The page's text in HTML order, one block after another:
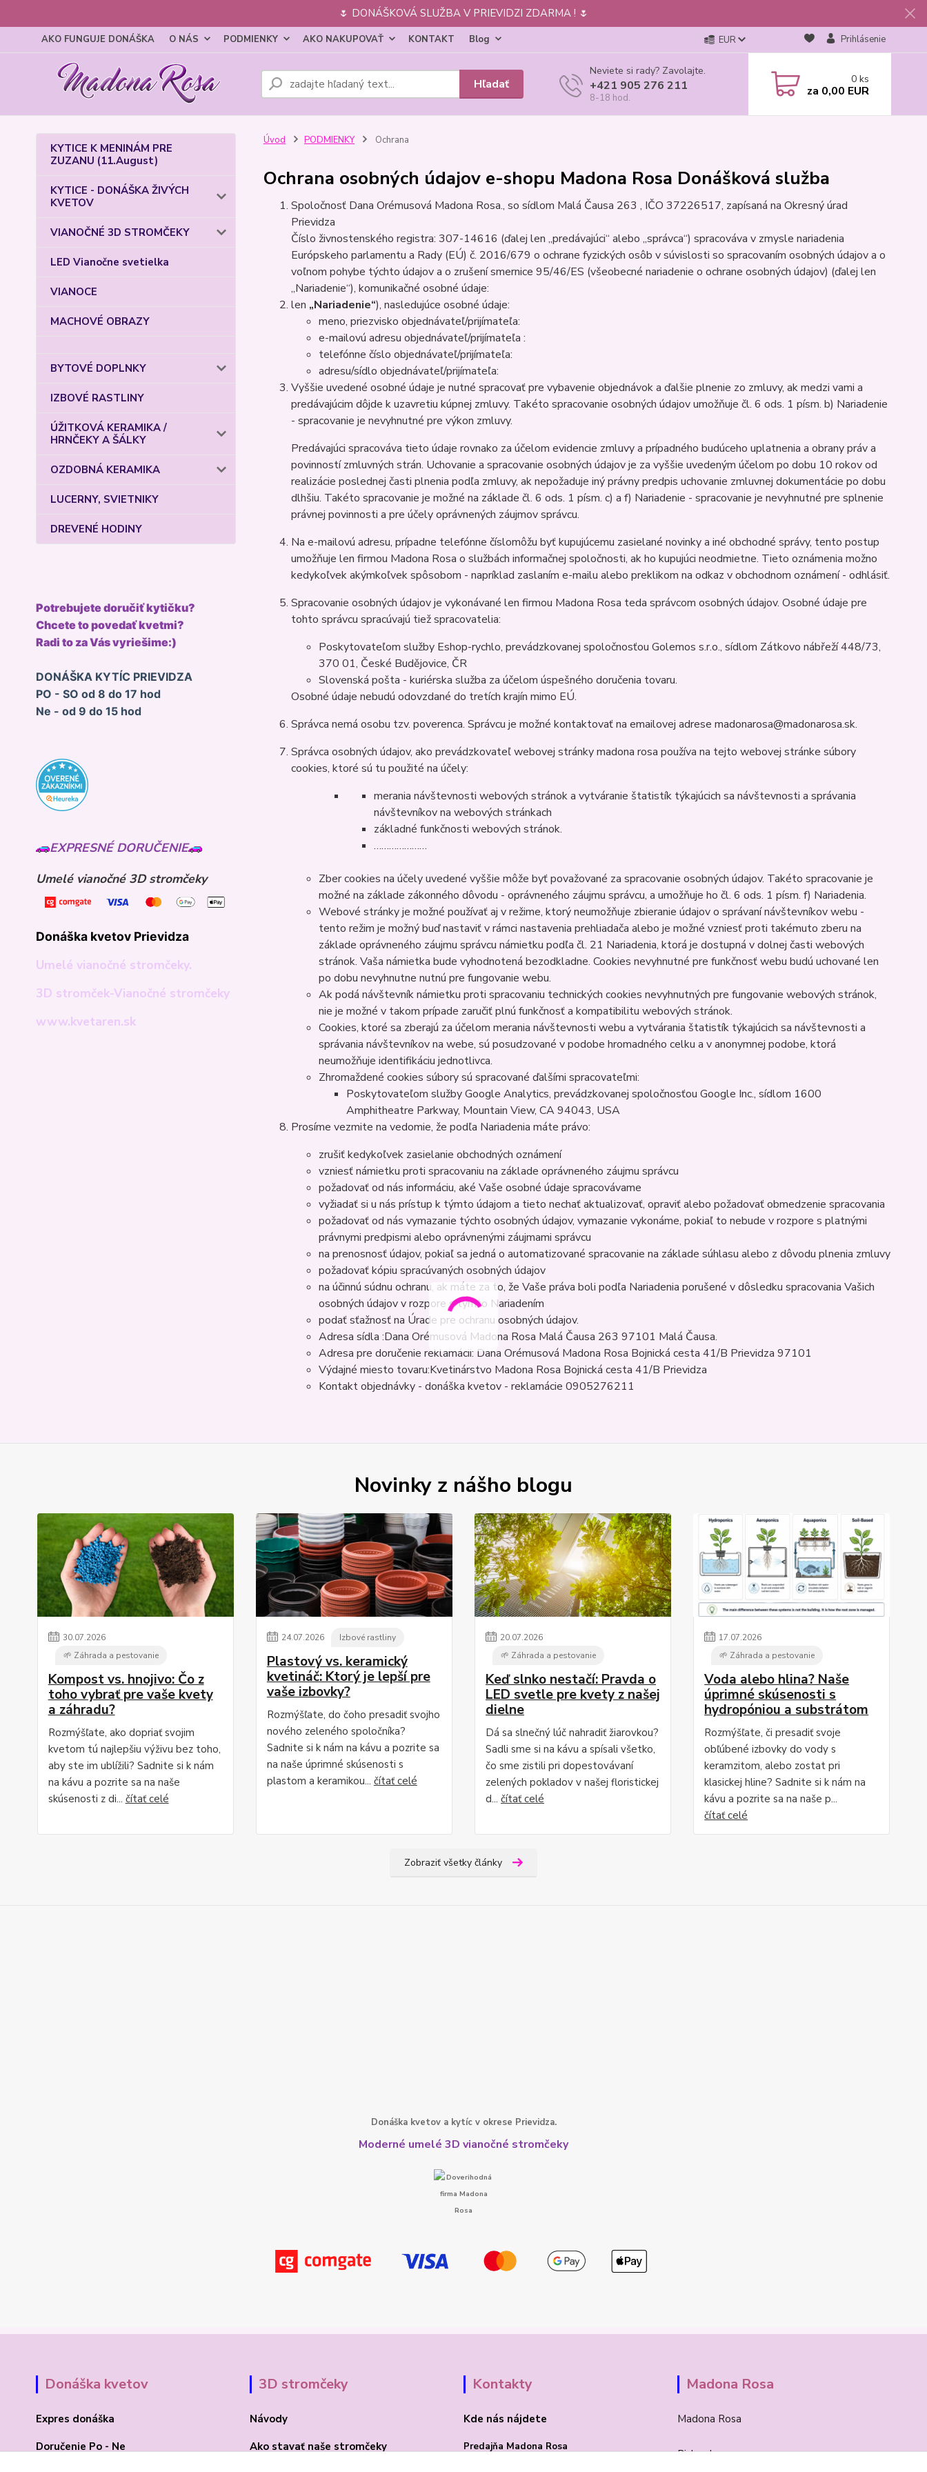
🌷 DONÁŠKOVÁ SLUŽBA V PRIEVIDZI ZDARMA ! 🌷
AKO FUNGUJE DONÁŠKA O NÁS PODMIENKY AKO NAKUPOVAŤ KONTAKT Blog EUR Prihlásenie
Hľadať
Neviete si rady? Zavolajte.
+421 905 276 211
8-18 hod.
0 ks
za 0,00 EUR
KYTICE K MENINÁM PRE
ZUZANU (11.August)
KYTICE - DONÁŠKA ŽIVÝCH
KVETOV
VIANOČNÉ 3D STROMČEKY
LED Vianočne svetielka
VIANOCE
MACHOVÉ OBRAZY
BYTOVÉ DOPLNKY
IZBOVÉ RASTLINY
ÚŽITKOVÁ KERAMIKA /
HRNČEKY A ŠÁLKY
OZDOBNÁ KERAMIKA
LUCERNY, SVIETNIKY
DREVENÉ HODINY
Potrebujete doručiť kytičku?
Chcete to povedať kvetmi?
Radi to za Vás vyriešime:)
DONÁŠKA KYTÍC PRIEVIDZA
PO - SO od 8 do 17 hod
Ne - od 9 do 15 hod
EXPRESNÉ DORUČENIE
Umelé vianočné 3D stromčeky
Donáška kvetov Prievidza
Umelé vianočné stromčeky.
3D stromček-Vianočné stromčeky
www.kvetaren.sk
Úvod PODMIENKY Ochrana
Ochrana osobných údajov e-shopu Madona Rosa Donášková služba
Spoločnosť Dana Orémusová Madona Rosa., so sídlom Malá Čausa 263 , IČO 37226517, zapísaná na Okresný úrad
Prievidza
Číslo živnostenského registra: 307-14616 (ďalej len „predávajúci“ alebo „správca“) spracováva v zmysle nariadenia
Európskeho parlamentu a Rady (EÚ) č. 2016/679 o ochrane fyzických osôb v súvislosti so spracovaním osobných údajov a o
voľnom pohybe týchto údajov a o zrušení smernice 95/46/ES (všeobecné nariadenie o ochrane osobných údajov) (ďalej len
„Nariadenie“), komunikačné osobné údaje:
len „Nariadenie“), nasledujúce osobné údaje:
meno, priezvisko objednávateľ/prijímateľa:
e-mailovú adresu objednávateľ/prijímateľa :
telefónne číslo objednávateľ/prijímateľa:
adresu/sídlo objednávateľ/prijímateľa:
Vyššie uvedené osobné údaje je nutné spracovať pre vybavenie objednávok a ďalšie plnenie zo zmluvy, ak medzi vami a
predávajúcim dôjde k uzavretiu kúpnej zmluvy. Takéto spracovanie osobných údajov umožňuje čl. 6 ods. 1 písm. b) Nariadenie
- spracovanie je nevyhnutné pre výkon zmluvy.
Predávajúci spracováva tieto údaje rovnako za účelom evidencie zmluvy a prípadného budúceho uplatnenia a obrany práv a
povinností zmluvných strán. Uchovanie a spracovanie osobných údajov je za vyššie uvedeným účelom po dobu 10 rokov od
realizácie poslednej časti plnenia podľa zmluvy, ak nepožaduje iný právny predpis uchovanie zmluvnej dokumentácie po dobu
dlhšiu. Takéto spracovanie je možné na základe čl. 6 ods. 1 písm. c) a f) Nariadenie - spracovanie je nevyhnutné pre splnenie
právnej povinnosti a pre účely oprávnených záujmov správcu.
Na e-mailovú adresu, prípadne telefónne číslomôžu byť kupujúcemu zasielané novinky a iné obchodné správy, tento postup
umožňuje len firmou Madona Rosa o službách informačnej spoločnosti, ak ho kupujúci neodmietne. Tieto oznámenia možno
kedykoľvek akýmkoľvek spôsobom - napríklad zaslaním e-mailu alebo preklikom na odkaz v obchodnom oznámení - odhlásiť.
Spracovanie osobných údajov je vykonávané len firmou Madona Rosa teda správcom osobných údajov. Osobné údaje pre
tohto správcu spracúvajú tiež spracovatelia:
Poskytovateľom služby Eshop-rychlo, prevádzkovanej spoločnosťou Golemos s.r.o., sídlom Zátkovo nábřeží 448/73,
370 01, České Budějovice, ČR
Slovenská pošta - kuriérska služba za účelom úspešného doručenia tovaru.
Osobné údaje nebudú odovzdané do tretích krajín mimo EÚ.
Správca nemá osobu tzv. poverenca. Správcu je možné kontaktovať na emailovej adrese madonarosa@madonarosa.sk.
Správca osobných údajov, ako prevádzkovateľ webovej stránky madona rosa používa na tejto webovej stránke súbory
cookies, ktoré sú tu použité na účely:
merania návštevnosti webových stránok a vytváranie štatistík týkajúcich sa návštevnosti a správania
návštevníkov na webových stránkach
základné funkčnosti webových stránok.
…………………
Zber cookies na účely uvedené vyššie môže byť považované za spracovanie osobných údajov. Takéto spracovanie je
možné na základe zákonného dôvodu - oprávneného záujmu správcu, a umožňuje ho čl. 6 ods. 1 písm. f) Nariadenia.
Webové stránky je možné používať aj v režime, ktorý neumožňuje zbieranie údajov o správaní návštevníkov webu -
tento režim je možný buď nastaviť v rámci nastavenia prehliadača alebo je možné vzniesť proti takémuto zberu na
základe oprávneného záujmu správcu námietku podľa čl. 21 Nariadenia, ktorá je dostupná v dolnej časti webových
stránok. Vaša námietka bude vyhodnotená bezodkladne. Cookies nevyhnutné pre funkčnosť webu budú uchované len
po dobu nevyhnutne nutnú pre fungovanie webu.
Ak podá návštevník námietku proti spracovaniu technických cookies nevyhnutných pre fungovanie webových stránok,
nie je možné v takom prípade zaručiť plnú funkčnosť a kompatibilitu webových stránok.
Cookies, ktoré sa zberajú za účelom merania návštevnosti webu a vytvárania štatistík týkajúcich sa návštevnosti a
správania návštevníkov na webe, sú posudzované v podobe hromadného celku a v anonymnej podobe, ktorá
neumožňuje identifikáciu jednotlivca.
Zhromaždené cookies súbory sú spracované ďalšími spracovateľmi:
Poskytovateľom služby Google Analytics, prevádzkovanej spoločnosťou Google Inc., sídlom 1600
Amphitheatre Parkway, Mountain View, CA 94043, USA
Prosíme vezmite na vedomie, že podľa Nariadenia máte právo:
zrušiť kedykoľvek zasielanie obchodných oznámení
vzniesť námietku proti spracovaniu na základe oprávneného záujmu správcu
požadovať od nás informáciu, aké Vaše osobné údaje spracovávame
vyžiadať si u nás prístup k týmto údajom a tieto nechať aktualizovať, opraviť alebo požadovať obmedzenie spracovania
požadovať od nás vymazanie týchto osobných údajov, vymazanie vykonáme, pokiaľ to nebude v rozpore s platnými
právnymi predpismi alebo oprávnenými záujmami správcu
na prenosnosť údajov, pokiaľ sa jedná o automatizované spracovanie na základe súhlasu alebo z dôvodu plnenia zmluvy
požadovať kópiu spracúvaných osobných údajov
na účinnú súdnu ochranu, ak máte za to, že Vaše práva boli podľa Nariadenia porušené v dôsledku spracovania Vašich
osobných údajov v rozpore s týmto Nariadením
podať sťažnosť na Úrade pre ochranu osobných údajov.
Adresa sídla :Dana Orémusová Madona Rosa Malá Čausa 263 97101 Malá Čausa.
Adresa pre doručenie reklamácii: Dana Orémusová Madona Rosa Bojnická cesta 41/B Prievidza 97101
Výdajné miesto tovaru:Kvetinárstvo Madona Rosa Bojnická cesta 41/B Prievidza
Kontakt objednávky - donáška kvetov - reklamácie 0905276211
Novinky z nášho blogu
30.07.2026
🌱 Záhrada a pestovanie
Kompost vs. hnojivo: Čo z
toho vybrať pre vaše kvety
a záhradu?
Rozmýšľate, ako dopriať svojim
kvetom tú najlepšiu výživu bez toho,
aby ste im ublížili? Sadnite si k nám
na kávu a pozrite sa na naše
skúsenosti z di... čítať celé
24.07.2026 Izbové rastliny
Plastový vs. keramický
kvetináč: Ktorý je lepší pre
vaše izbovky?
Rozmýšľate, do čoho presadiť svojho
nového zeleného spoločníka?
Sadnite si k nám na kávu a pozrite sa
na naše úprimné skúsenosti s
plastom a keramikou... čítať celé
20.07.2026
🌱 Záhrada a pestovanie
Keď slnko nestačí: Pravda o
LED svetle pre kvety z našej
dielne
Dá sa slnečný lúč nahradiť žiarovkou?
Sadli sme si na kávu a spísali všetko,
čo sme zistili pri dopestovávaní
zelených pokladov v našej floristickej
d... čítať celé
17.07.2026
🌱 Záhrada a pestovanie
Voda alebo hlina? Naše
úprimné skúsenosti s
hydropóniou a substrátom
Rozmýšľate, či presadiť svoje
obľúbené izbovky do vody s
keramzitom, alebo zostat pri
klasickej hline? Sadnite si k nám na
kávu a pozrite sa na naše p...
čítať celé
Zobraziť všetky články
Donáška kvetov a kytíc v okrese Prievidza.
Moderné umelé 3D vianočné stromčeky
Donáška kvetov
Expres donáška
Doručenie Po - Ne
3D stromčeky
Návody
Ako stavať naše stromčeky
Kontakty
Kde nás nájdete
Predajňa Madona Rosa
Madona Rosa
Madona Rosa
Richard